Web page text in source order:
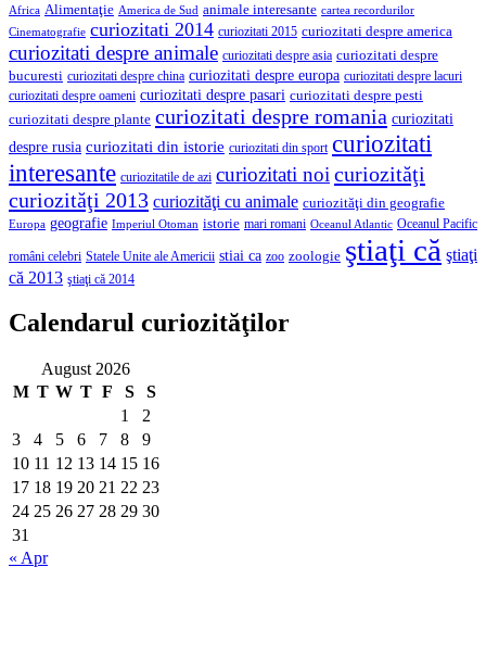
Africa Alimentaţie America de Sud animale interesante cartea recordurilor
Cinematografie curiozitati 2014 curiozitati 2015 curiozitati despre america
curiozitati despre animale curiozitati despre asia curiozitati despre
bucuresti curiozitati despre china curiozitati despre europa curiozitati despre lacuri
curiozitati despre oameni curiozitati despre pasari curiozitati despre pesti
curiozitati despre plante curiozitati despre romania curiozitati
despre rusia curiozitati din istorie curiozitati din sport curiozitati
interesante curiozitatile de azi curiozitati noi curiozităţi
curiozităţi 2013 curiozităţi cu animale curiozităţi din geografie
Europa geografie Imperiul Otoman istorie mari romani Oceanul Atlantic Oceanul Pacific
români celebri Statele Unite ale Americii stiai ca zoo zoologie ştiaţi că ştiaţi
că 2013 ştiaţi că 2014
Calendarul curiozităţilor
August 2026
M T W T F S
S
1
2
3
4 5 6 7 8
9
10 11 12 13 14 15 16
17 18 19 20 21 22 23
24 25 26 27 28 29 30
31
« Apr